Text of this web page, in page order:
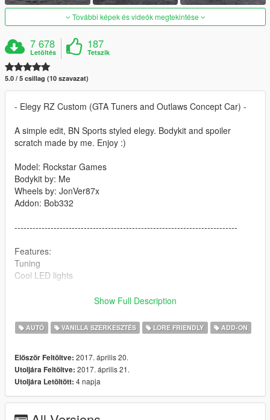
További képek és videók megtekintése
7 678
Letöltés
187
Tetszik
5.0 / 5 csillag (10 szavazat)
- Elegy RZ Custom (GTA Tuners and Outlaws Concept Car) -
A simple edit, BN Sports styled elegy. Bodykit and spoiler
scratch made by me. Enjoy :)
Model: Rockstar Games
Bodykit by: Me
Wheels by: JonVer87x
Addon: Bob332
--------------------------------------------------------------------------
Features:
Tuning
Cool LED lights
--------------------------------------------------------------------------
Bugs:
?
--------------------------------------------------------------------------
Install to;
Replace -
Show Full Description
AUTÓ VANILLA SZERKESZTÉS LORE FRIENDLY ADD-ON
Először Feltöltve: 2017. április 20.
Utoljára Feltöltve: 2017. április 21.
Utoljára Letöltött: 4 napja